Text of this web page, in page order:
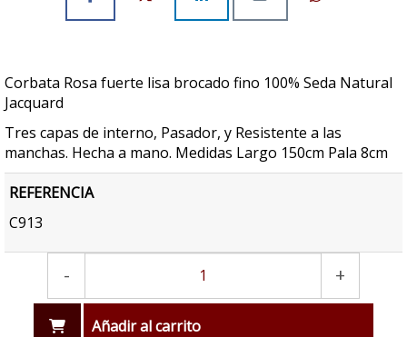
Corbata Rosa fuerte lisa brocado fino 100% Seda Natural
Jacquard
Tres capas de interno, Pasador, y Resistente a las
manchas. Hecha a mano. Medidas Largo 150cm Pala 8cm
REFERENCIA
C913
- +
Añadir al carrito